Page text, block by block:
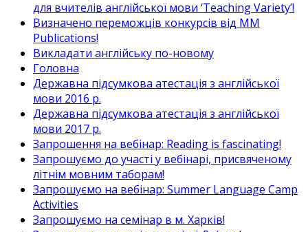
для вчителів англійської мови ‘Teaching Variety’!
Визначено переможців конкурсів від MM
Publications!
Викладати англійську по-новому
Головна
Державна підсумкова атестація з англійської
мови 2016 р.
Державна підсумкова атестація з англійської
мови 2017 р.
Запрошення на вебінар: Reading is fascinating!
Запрошуємо до участі у вебінарі, присвяченому
літнім мовним таборам!
Запрошуємо на вебінар: Summer Language Camp
Activities
Запрошуємо на семінар в м. Харків!